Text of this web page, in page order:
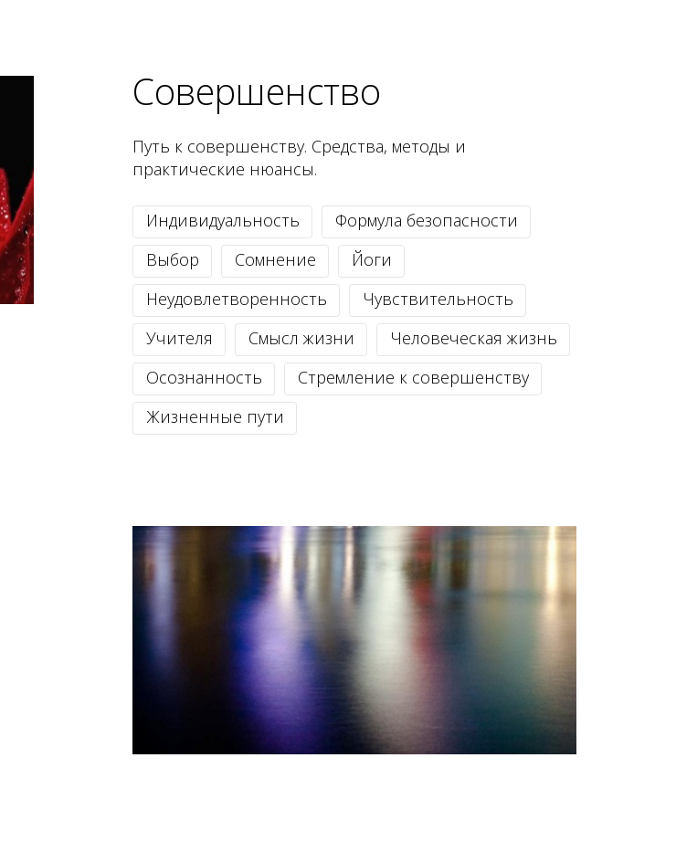
Совершенство
Путь к совершенству. Средства, методы и
практические нюансы.
Индивидуальность
Формула безопасности
Выбор
Сомнение
Йоги
Неудовлетворенность
Чувствительность
Учителя
Смысл жизни
Человеческая жизнь
Осознанность
Стремление к совершенству
Жизненные пути